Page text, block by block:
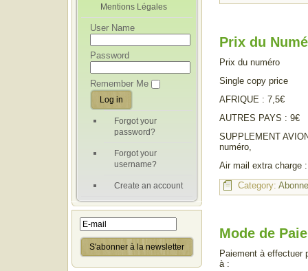
Mentions Légales
User Name
Password
Remember Me
Forgot your
password?
Forgot your
username?
Create an account
Prix du
Prix du numéro
Single copy price
AFRIQUE : 7,5€
AUTRES PAYS : 9€
SUPPLEMENT
numéro,
Air mail extra charge
Category:
Mode de
Paiement à effectuer
à :